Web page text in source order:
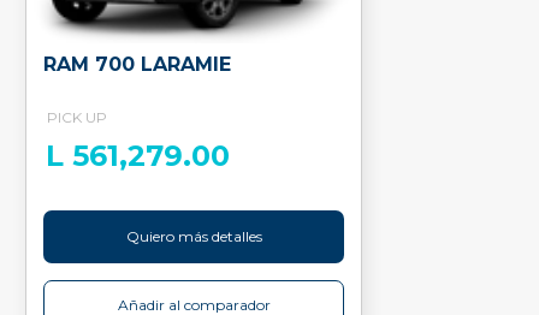
RAM 700 LARAMIE
PICK UP
L 561,279.00
Quiero más detalles
Añadir al comparador